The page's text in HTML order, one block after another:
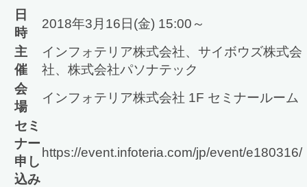
日
時
2018年3月16日(金) 15:00～
主
催
インフォテリア株式会社、サイボウズ株式会
社、株式会社パソナテック
会
場
インフォテリア株式会社 1F セミナールーム
セミ
ナー
申し
込み
https://event.infoteria.com/jp/event/e180316/